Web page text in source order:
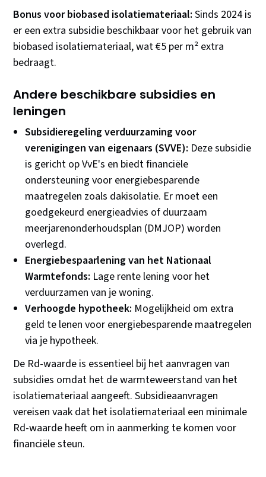
Bonus voor biobased isolatiemateriaal: Sinds 2024 is
er een extra subsidie beschikbaar voor het gebruik van
biobased isolatiemateriaal, wat €5 per m² extra
bedraagt.
Andere beschikbare subsidies en
leningen
Subsidieregeling verduurzaming voor
verenigingen van eigenaars (SVVE): Deze subsidie
is gericht op VvE's en biedt financiële
ondersteuning voor energiebesparende
maatregelen zoals dakisolatie. Er moet een
goedgekeurd energieadvies of duurzaam
meerjarenonderhoudsplan (DMJOP) worden
overlegd.
Energiebespaarlening van het Nationaal
Warmtefonds: Lage rente lening voor het
verduurzamen van je woning.
Verhoogde hypotheek: Mogelijkheid om extra
geld te lenen voor energiebesparende maatregelen
via je hypotheek.
De Rd-waarde is essentieel bij het aanvragen van
subsidies omdat het de warmteweerstand van het
isolatiemateriaal aangeeft. Subsidieaanvragen
vereisen vaak dat het isolatiemateriaal een minimale
Rd-waarde heeft om in aanmerking te komen voor
financiële steun.